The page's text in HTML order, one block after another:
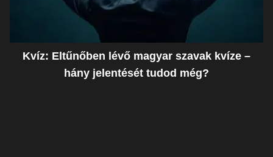
Kvíz: Eltűnőben lévő magyar szavak kvíze –
hány jelentését tudod még?